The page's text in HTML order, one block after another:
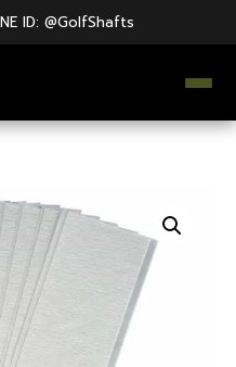
ID: @GolfShafts
มรู้